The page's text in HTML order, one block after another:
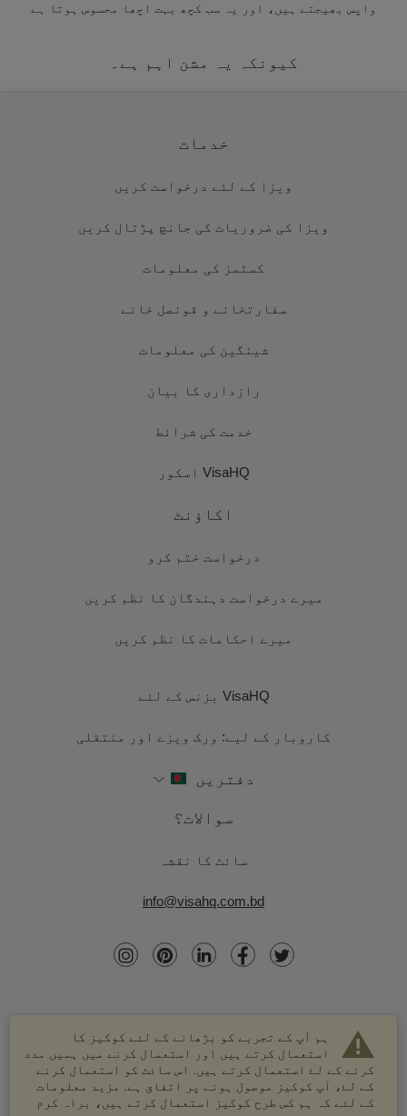
واپس بھیجتے ہیں، اور یہ سب کچھ بہت اچھا محسوس ہوتا ہے
کیونکہ یہ مشن اہم ہے۔
ہم آپ کے تجربے کو بڑھانے کے لئے کوکیز کا
استعمال کرتے ہیں اور استعمال کرنے میں ہمیں مدد
کرنے کے لۓ استعمال کرتے ہیں. اس سائٹ کو استعمال کرنے
کے لۓ، آپ کوکیز موصول ہونے پر اتفاق ہے. مزید معلومات
کے لئے کہ ہم کس طرح کوکیز استعمال کرتے ہیں، براہ کرم
خدمات
ویزا کے لئے درخواست کریں
ویزا کی ضروریات کی جانچ پڑتال کریں
کسٹمز کی معلومات
سفارتخانے و قونصل خانے
شینگین کی معلومات
رازداری کا بیان
خدمت کی شرائط
VisaHQ اسکور
اکاؤنٹ
درخواست ختم کرو
میرے درخواست دہندگان کا نظم کریں
میرے احکامات کا نظم کریں
VisaHQ بزنس کے لئے
کاروبار کے لیے: ورک ویزے اور منتقلی
دفتریں
سوالات؟
سائٹ کا نقشہ
info@visahq.com.bd
© 2003-2026 VisaHQ.com، انک. تمام حقوق محفوظ ہیں۔